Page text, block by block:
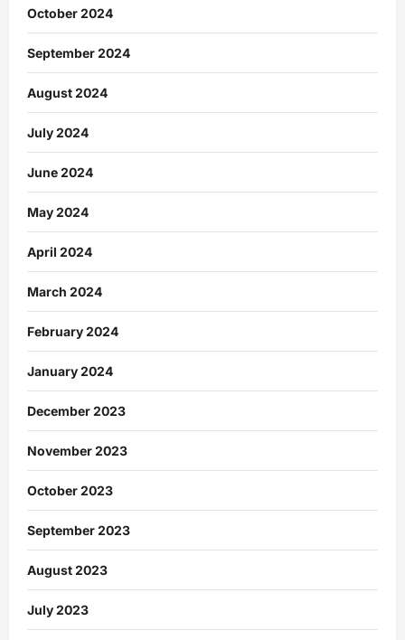
October 2024
September 2024
August 2024
July 2024
June 2024
May 2024
April 2024
March 2024
February 2024
January 2024
December 2023
November 2023
October 2023
September 2023
August 2023
July 2023